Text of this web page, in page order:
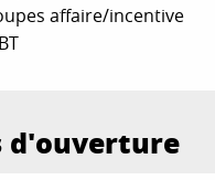
affaire/incentive
d'ouverture